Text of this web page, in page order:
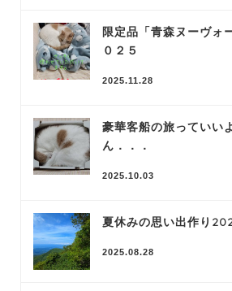
限定品「青森ヌーヴォ
０２５
2025.11.28
豪華客船の旅っていい
ん．．．
2025.10.03
夏休みの思い出作り
2025.08.28